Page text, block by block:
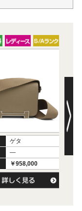
ゲタ
―
￥958,000